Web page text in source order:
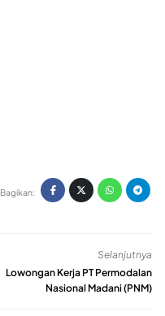
Bagikan:
Selanjutnya
Lowongan Kerja PT Permodalan
Nasional Madani (PNM)